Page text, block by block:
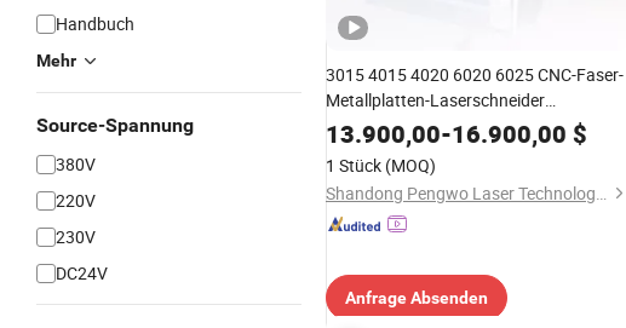
Handbuch
Mehr
Source-Spannung
380V
220V
230V
DC24V
3015 4015 4020 6020 6025 CNC-Faser-
Metallplatten-Laserschneider
(Schneidemaschine) mit
Wechselplattform Doppel-Tisch
13.900,00-16.900,00 $
1 Stück (MOQ)
Shandong Pengwo Laser Technology Co., Ltd.
Anfrage Absenden